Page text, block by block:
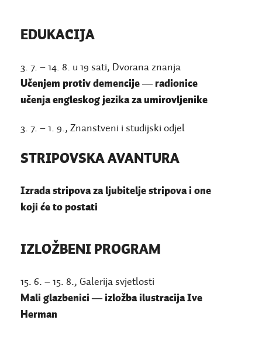
EDUKACIJA
3. 7. – 14. 8. u 19 sati, Dvorana znanja
Učenjem protiv demencije―radionice
učenja engleskog jezika za umirovljenike
3. 7. – 1. 9., Znanstveni i studijski odjel
STRIPOVSKA AVANTURA
Izrada stripova za ljubitelje stripova i one
koji će to postati
IZLOŽBENI PROGRAM
15. 6. – 15. 8., Galerija svjetlosti
Mali glazbenici―izložba ilustracija Ive
Herman